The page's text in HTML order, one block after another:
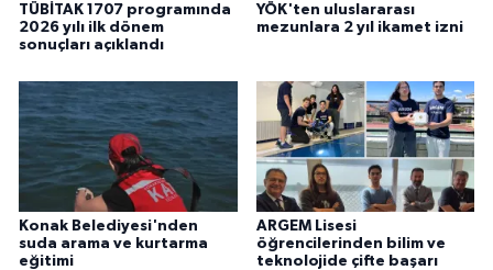
TÜBİTAK 1707 programında
2026 yılı ilk dönem
sonuçları açıklandı
YÖK'ten uluslararası
mezunlara 2 yıl ikamet izni
Konak Belediyesi'nden
suda arama ve kurtarma
eğitimi
ARGEM Lisesi
öğrencilerinden bilim ve
teknolojide çifte başarı